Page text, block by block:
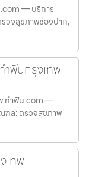
— บริการ
วจสุขภาพช่องปาก,
ฟันกรุงเทพ
ทำฟัน.com —
ฑล: ตรวจสุขภาพ
เทพ